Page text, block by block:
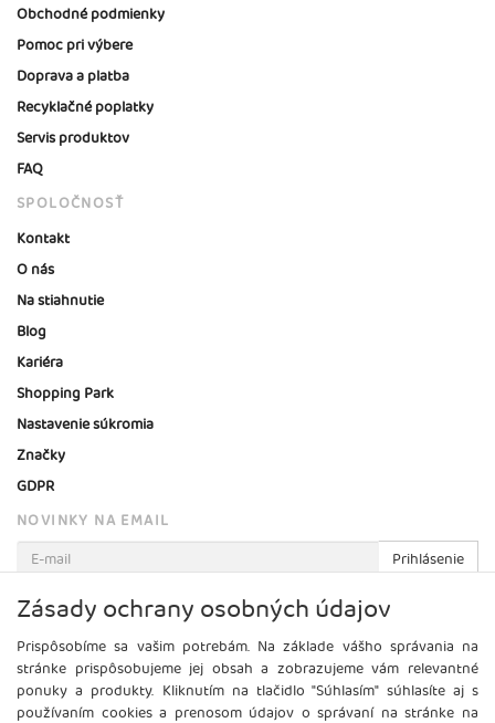
Obchodné podmienky
Pomoc pri výbere
Doprava a platba
Recyklačné poplatky
Servis produktov
FAQ
SPOLOČNOSŤ
Kontakt
O nás
Na stiahnutie
Blog
Kariéra
Shopping Park
Nastavenie súkromia
Značky
GDPR
NOVINKY NA EMAIL
Prihlásenie
Viac informácií o tejto službe
Zásady ochrany osobných údajov
Prispôsobíme sa vašim potrebám. Na základe vášho správania na
stránke prispôsobujeme jej obsah a zobrazujeme vám relevantné
ponuky a produkty. Kliknutím na tlačidlo "Súhlasím" súhlasíte aj s
používaním cookies a prenosom údajov o správaní na stránke na